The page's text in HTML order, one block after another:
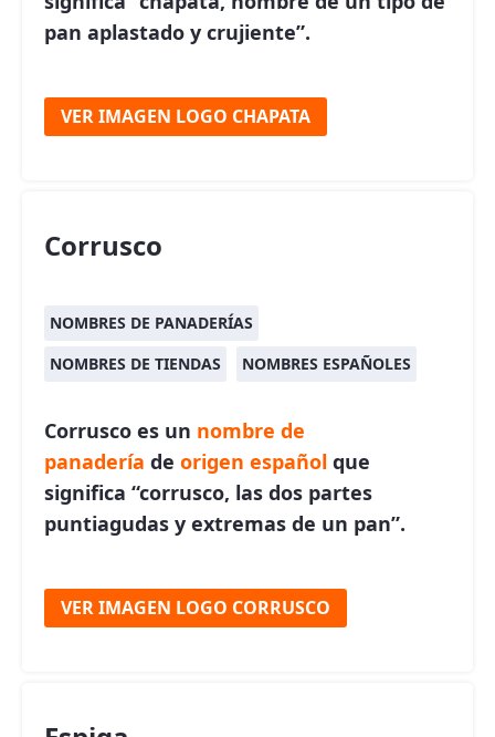
pan aplastado y crujiente”.
VER IMAGEN LOGO CHAPATA
Corrusco
NOMBRES DE PANADERÍAS
NOMBRES DE TIENDAS
NOMBRES ESPAÑOLES
Corrusco es un nombre de
panadería de origen español que
significa “corrusco, las dos partes
puntiagudas y extremas de un pan”.
VER IMAGEN LOGO CORRUSCO